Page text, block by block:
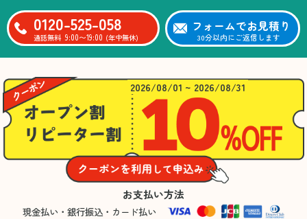
心のこもったサービスを
ありがとうございまし
た。
0120-525-058
通話無料 9:00〜19:00 (年中無休)
フォームでお見積り
30分以内にご返信します
2026/08/01 ~ 2026/08/31
お支払い方法
現金払い・銀行振込・カード払い